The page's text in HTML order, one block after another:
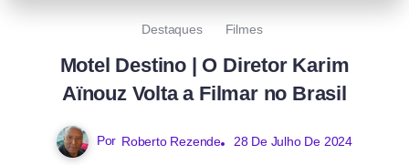
Destaques Filmes
Motel Destino | O Diretor Karim
Aïnouz Volta a Filmar no Brasil
Por Roberto Rezende 28 De Julho De 2024